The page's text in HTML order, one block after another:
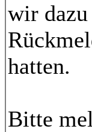
wir
hatten.
Bitte